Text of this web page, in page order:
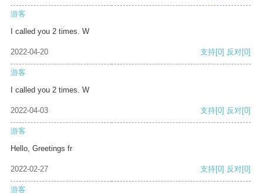
游客
I called you 2 times. W
2022-04-20 支持[0] 反对[0]
游客
I called you 2 times. W
2022-04-03 支持[0] 反对[0]
游客
Hello, Greetings fr
2022-02-27 支持[0] 反对[0]
游客